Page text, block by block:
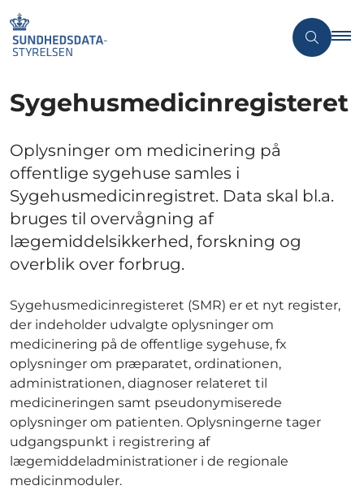
Sygehusmedicinregisteret
Oplysninger om medicinering på
offentlige sygehuse samles i
Sygehusmedicinregistret. Data skal bl.a.
bruges til overvågning af
lægemiddelsikkerhed, forskning og
overblik over forbrug.
Sygehusmedicinregisteret (SMR) er et nyt register,
der indeholder udvalgte oplysninger om
medicinering på de offentlige sygehuse, fx
oplysninger om præparatet, ordinationen,
administrationen, diagnoser relateret til
medicineringen samt pseudonymiserede
oplysninger om patienten. Oplysningerne tager
udgangspunkt i registrering af
lægemiddeladministrationer i de regionale
medicinmoduler.